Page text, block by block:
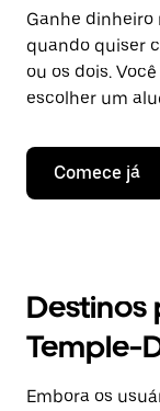
Ganhe dinheiro
quando quiser
ou os dois.
escolher um
Comece já
Destinos
Temple-
Embora os